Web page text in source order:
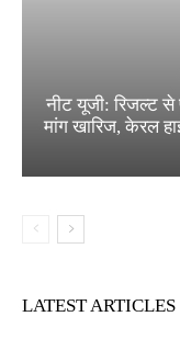
नीट यूजी: रिजल्ट
मांग खारिज, केरल
LATEST ARTICLES